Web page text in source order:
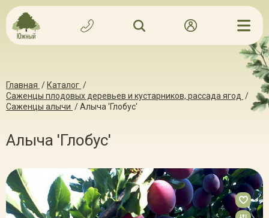
Главная / Каталог /
Саженцы плодовых деревьев и кустарников, рассада ягод /
Саженцы алычи /Алыча 'Глобус'
Алыча 'Глобус'